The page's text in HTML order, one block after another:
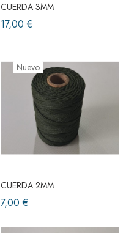
CUERDA 3MM
17,00 €
Nuevo
CUERDA 2MM
7,00 €